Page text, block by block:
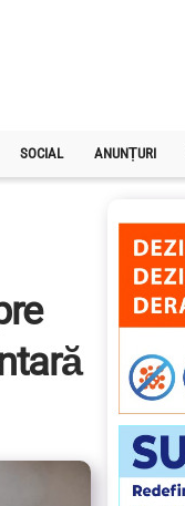
SOCIAL ANUNȚURI